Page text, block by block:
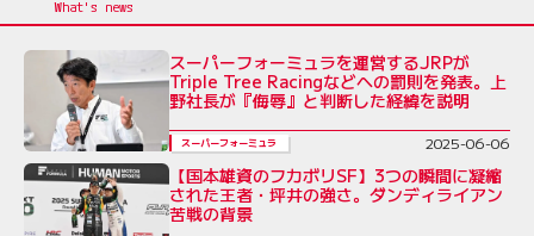
スーパーフォーミュラを運営するJRPが
Triple Tree Racingなどへの罰則を発表。上
野社長が『侮辱』と判断した経緯を説明
スーパーフォーミュラ 2025-06-06
【国本雄資のフカボリSF】3つの瞬間に凝縮
された王者・坪井の強さ。ダンディライアン
苦戦の背景